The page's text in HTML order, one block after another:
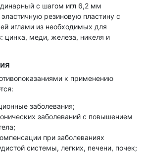
с шагом игл 6,2 мм
резиновую пластину c
иглами из необходимых для
цинка, меди, железа, никеля и
к применению
заболевания;
заболеваний с повышением
при заболеваниях
системы, легких, печени, почек;